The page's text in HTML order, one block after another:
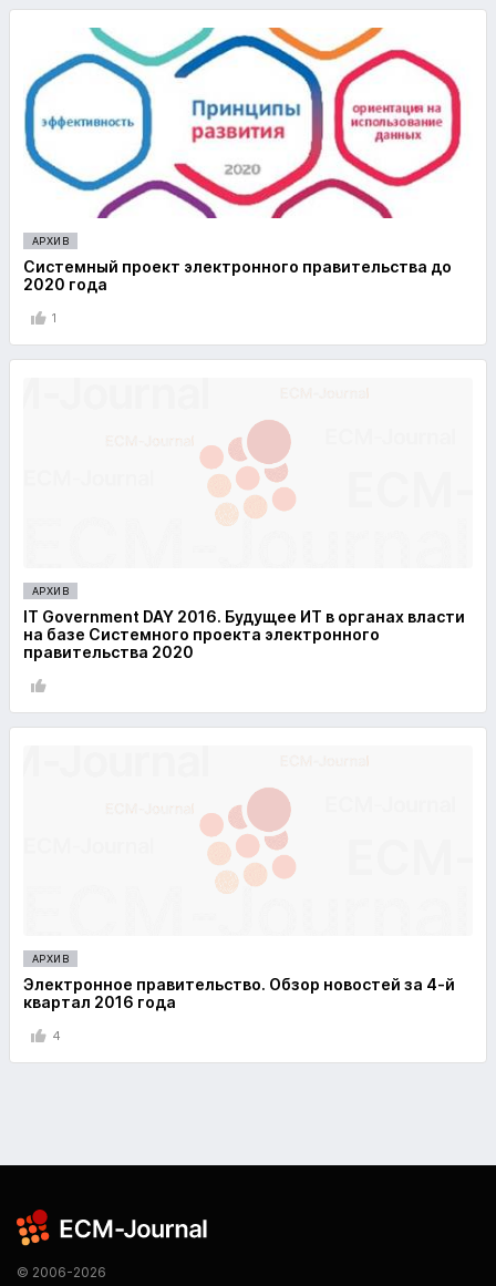
АРХИВ
Системный проект электронного правительства до
2020 года
1
АРХИВ
IT Government DAY 2016. Будущее ИТ в органах власти
на базе Системного проекта электронного
правительства 2020
АРХИВ
Электронное правительство. Обзор новостей за 4-й
квартал 2016 года
4
© 2006-2026